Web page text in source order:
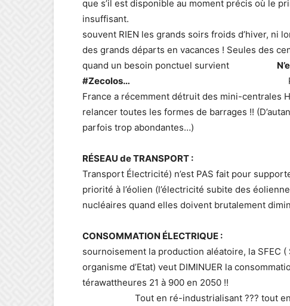
que s’il est disponible au moment précis où le
insuffisant. Or
souvent RIEN les grands soirs froids d’hiver, ni
des grands départs en vacances ! Seules des
quand un besoin ponctuel survient
#Zecolos…
France a récemment détruit des mini-centrales
relancer toutes les formes de barrages !!
parfois trop abondantes…)
RÉSEAU de
Transport Électricité) n’est PAS fait pour
priorité à l’éolien (l’électricité subite des
nucléaires quand elles doivent brutalement
CONSOMMATION
sournoisement la production aléatoire, la SFEC
organisme d’Etat) veut DIMINUER la
térawattheures
Tout en ré-industrialisant ???